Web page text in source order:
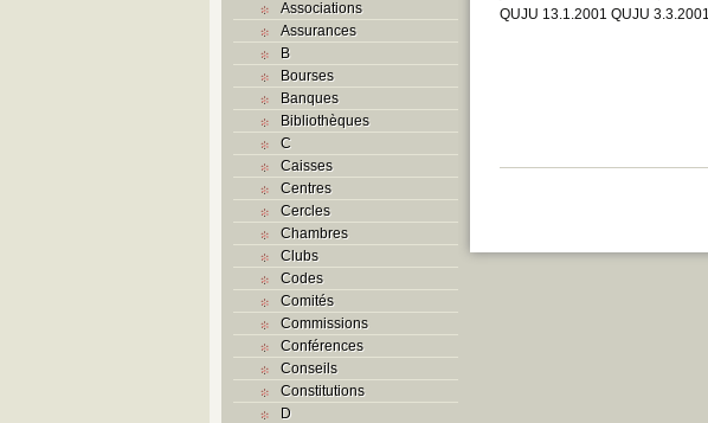
Associations
Assurances
B
Bourses
Banques
Bibliothèques
C
Caisses
Centres
Cercles
Chambres
Clubs
Codes
Comités
Commissions
Conférences
Conseils
Constitutions
D
QUJU 13.1.2001 QUJU 3.3.2001